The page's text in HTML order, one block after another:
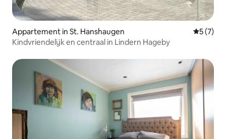
Appartement in St. Hanshaugen
5 (7)
Kindvriendelijk en centraal in Lindern Hageby